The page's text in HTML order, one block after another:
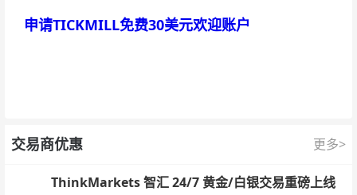
申请TICKMILL免费30美元欢迎账户
交易商优惠 更多>
ThinkMarkets 智汇 24/7 黄金/白银交易重磅上线